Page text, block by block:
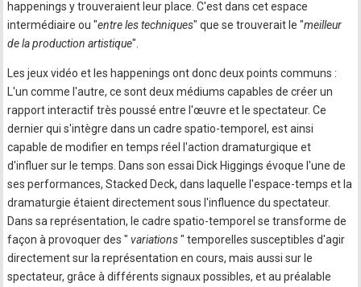
happenings y trouveraient leur place. C'est dans cet espace
intermédiaire ou "entre les techniques" que se trouverait le "meilleur
de la production artistique".
Les jeux vidéo et les happenings ont donc deux points communs :
L'un comme l'autre, ce sont deux médiums capables de créer un
rapport interactif très poussé entre l'œuvre et le spectateur. Ce
dernier qui s'intègre dans un cadre spatio-temporel, est ainsi
capable de modifier en temps réel l'action dramaturgique et
d'influer sur le temps. Dans son essai Dick Higgings évoque l'une de
ses performances, Stacked Deck, dans laquelle l'espace-temps et la
dramaturgie étaient directement sous l'influence du spectateur.
Dans sa représentation, le cadre spatio-temporel se transforme de
façon à provoquer des " variations" temporelles susceptibles d'agir
directement sur la représentation en cours, mais aussi sur le
spectateur, grâce à différents signaux possibles, et au préalable